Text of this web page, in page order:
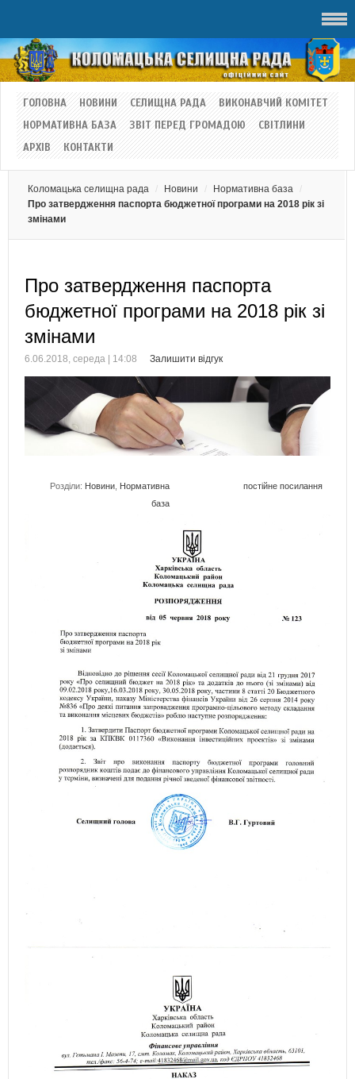
ГОЛОВНА НОВИНИ СЕЛИЩНА РАДА
ВИКОНАВЧИЙ КОМІТЕТ
НОРМАТИВНА БАЗА
ЗВІТ ПЕРЕД ГРОМАДОЮ
СВІТЛИНИ
АРХІВ
КОНТАКТИ
Коломацька селищна рада Новини
Нормативна база
Про затвердження паспорта бюджетної програми на 2018 рік зі
змінами
Про затвердження паспорта
бюджетної програми на 2018 рік зі
змінами
6.06.2018, середа | 14:08 Залишити відгук
Розділи: Новини Нормативна
база
постійне посилання